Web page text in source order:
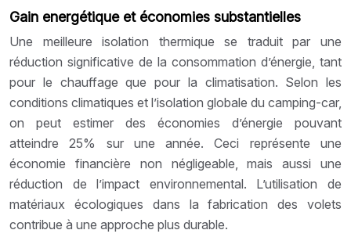
Gain energétique et économies substantielles
Une meilleure isolation thermique se traduit par une
réduction significative de la consommation d’énergie, tant
pour le chauffage que pour la climatisation. Selon les
conditions climatiques et l’isolation globale du camping-car,
on peut estimer des économies d’énergie pouvant
atteindre 25% sur une année. Ceci représente une
économie financière non négligeable, mais aussi une
réduction de l’impact environnemental. L’utilisation de
matériaux écologiques dans la fabrication des volets
contribue à une approche plus durable.